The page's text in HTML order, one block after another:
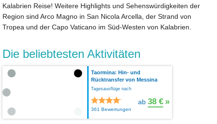
Kalabrien Reise! Weitere Highlights und Sehenswürdigkeiten der
Region sind Arco Magno in San Nicola Arcella, der Strand von
Tropea und der Capo Vaticano im Süd-Westen von Kalabrien.
Die beliebtesten Aktivitäten
Taormina: Hin- und
Rücktransfer von Messina
Tagesausflüge nach
361 Bewertungen
ab 38 € »